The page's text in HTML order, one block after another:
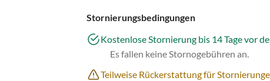
Stornierungsbedingungen
Kostenlose Stornierung bis 14 Tage vor
Es fallen keine Stornogebühren an.
Teilweise Rückerstattung für